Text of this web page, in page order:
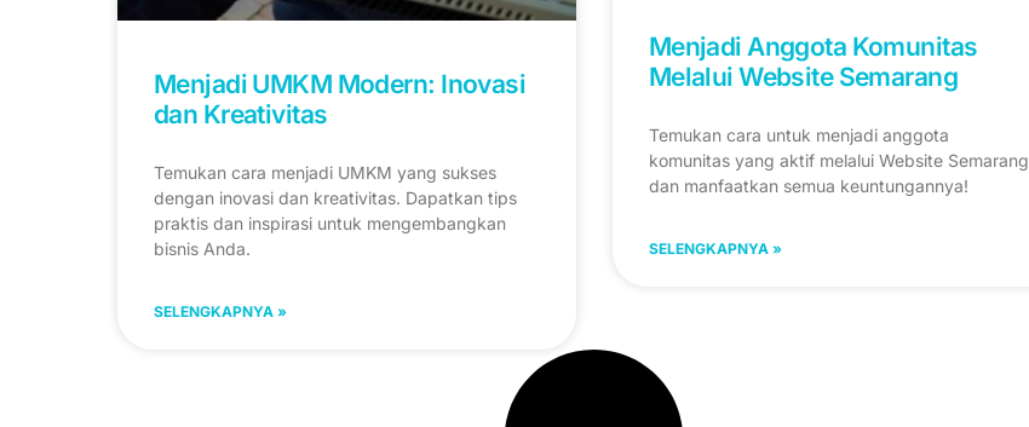
Menjadi UMKM Modern: Inovasi
dan Kreativitas
Temukan cara menjadi UMKM yang sukses
dengan inovasi dan kreativitas. Dapatkan tips
praktis dan inspirasi untuk mengembangkan
bisnis Anda.
SELENGKAPNYA »
Menjadi Anggota Komunitas
Melalui Website Semarang
Temukan cara untuk menjadi anggota
komunitas yang aktif melalui Website Semarang
dan manfaatkan semua keuntungannya!
SELENGKAPNYA »